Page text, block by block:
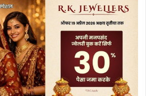
e
m
a
i
l